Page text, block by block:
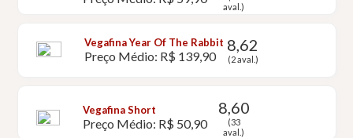
aval.)
Vegafina Year Of The Rabbit
Preço Médio: R$ 139,90
8,62
(2 aval.)
Vegafina Short
Preço Médio: R$ 50,90
8,60
(33
aval.)